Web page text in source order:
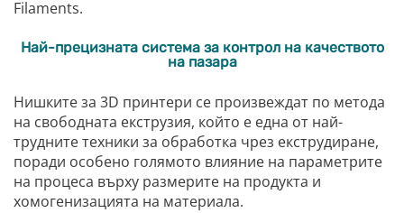
Filaments.
Най-прецизната система за контрол на качеството
на пазара
Нишките за 3D принтери се произвеждат по метода
на свободната екструзия, който е една от най-
трудните техники за обработка чрез екструдиране,
поради особено голямото влияние на параметрите
на процеса върху размерите на продукта и
хомогенизацията на материала.